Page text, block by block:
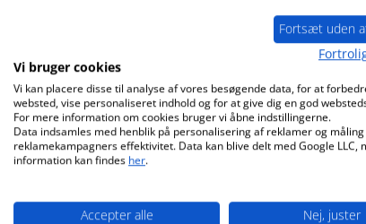
Fortsæt uden
Vi bruger cookies
Vi kan placere disse til analyse af vores besøgende data, for at
websted, vise personaliseret indhold og for at give dig en god
For mere information om cookies bruger vi åbne indstillingerne.
Data indsamles med henblik på personalisering af reklamer og
reklamekampagners effektivitet. Data kan blive delt med Google LLC,
information kan findes her.
Accepter alle Nej, juster